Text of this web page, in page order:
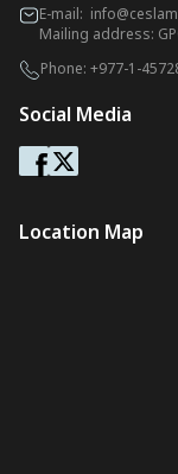
E-mail:
Mailing address:
Phone: +977-1-
Social Media
Location Map